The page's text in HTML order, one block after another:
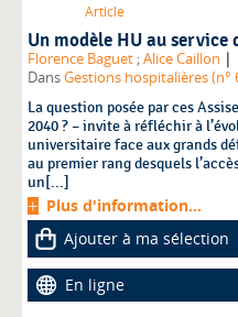
Article
Un modèle HU au
Florence Baguet ;Alice Caillon |
DansGestions hospitalières (n°
La question posée par ces
2040 ? – invite à réfléchir à
universitaire face aux grands
au premier rang desquels
un[...]
Plus d'information...
Ajouter à ma sélection
En ligne